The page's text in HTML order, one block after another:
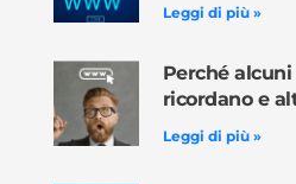
Leggi di più »
Perché
ricordano e
Leggi di più »